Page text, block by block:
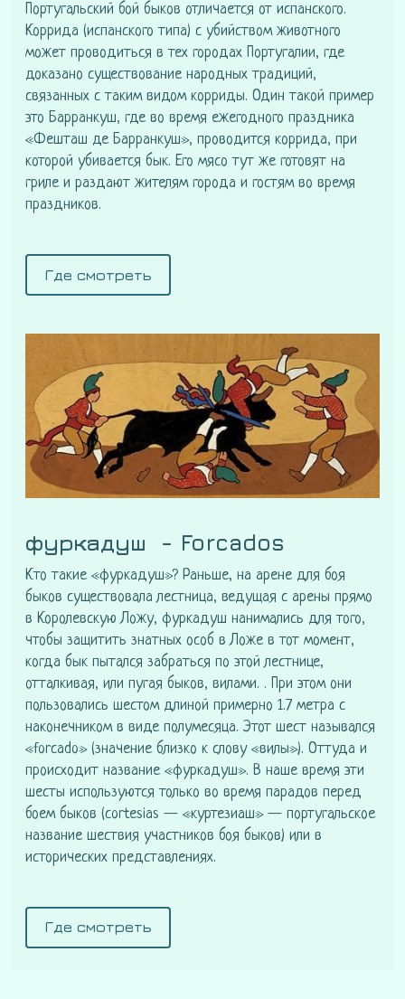
Португальский бой быков отличается от испанского.
Коррида (испанского типа) с убийством животного
может проводиться в тех городах Португалии, где
доказано существование народных традиций,
связанных с таким видом корриды. Один такой пример
это Барранкуш, где во время ежегодного праздника
«Фешташ де Барранкуш», проводится коррида, при
которой убивается бык. Его мясо тут же готовят на
гриле и раздают жителям города и гостям во время
праздников.
Где смотреть
фуркадуш - Forcados
Кто такие «фуркадуш»? Раньше, на арене для боя
быков существовала лестница, ведущая с арены прямо
в Королевскую Ложу, фуркадуш нанимались для того,
чтобы защитить знатных особ в Ложе в тот момент,
когда бык пытался забраться по этой лестнице,
отталкивая, или пугая быков, вилами. . При этом они
пользовались шестом длиной примерно 1.7 метра с
наконечником в виде полумесяца. Этот шест назывался
«forcado» (значение близко к слову «вилы»). Оттуда и
происходит название «фуркадуш». В наше время эти
шесты используются только во время парадов перед
боем быков (cortesias — «куртезиаш» — португальское
название шествия участников боя быков) или в
исторических представлениях.
Где смотреть